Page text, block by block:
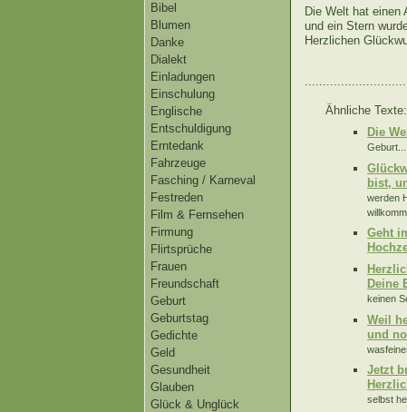
Bibel
Blumen
Danke
Dialekt
Einladungen
Einschulung
Englische
Entschuldigung
Erntedank
Fahrzeuge
Fasching / Karneval
Festreden
Film & Fernsehen
Firmung
Flirtsprüche
Frauen
Freundschaft
Geburt
Geburtstag
Gedichte
Geld
Gesundheit
Glauben
Glück & Unglück
Die Welt hat einen
und ein Stern
Herzlichen
Ähnliche Texte:
Die
Geburt...
bist,
werden
Geht
Deine
keinen
Weil
und
Jetzt
selbst